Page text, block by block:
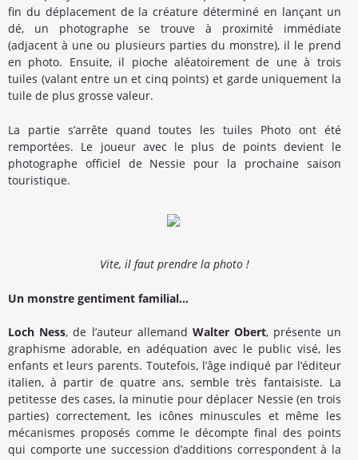
fin du déplacement de la créature déterminé en lançant un
dé, un photographe se trouve à proximité immédiate
(adjacent à une ou plusieurs parties du monstre), il le prend
en photo. Ensuite, il pioche aléatoirement de une à trois
tuiles (valant entre un et cinq points) et garde uniquement la
tuile de plus grosse valeur.
La partie s’arrête quand toutes les tuiles Photo ont été
remportées. Le joueur avec le plus de points devient le
photographe officiel de Nessie pour la prochaine saison
touristique.
Vite, il faut prendre la photo !
Un monstre gentiment familial…
Loch Ness, de l’auteur allemandWalter Obert, présente un
graphisme adorable, en adéquation avec le public visé, les
enfants et leurs parents. Toutefois, l’âge indiqué par l’éditeur
italien, à partir de quatre ans, semble très fantaisiste. La
petitesse des cases, la minutie pour déplacer Nessie (en trois
parties) correctement, les icônes minuscules et même les
mécanismes proposés comme le décompte final des points
qui comporte une succession d’additions correspondent à la